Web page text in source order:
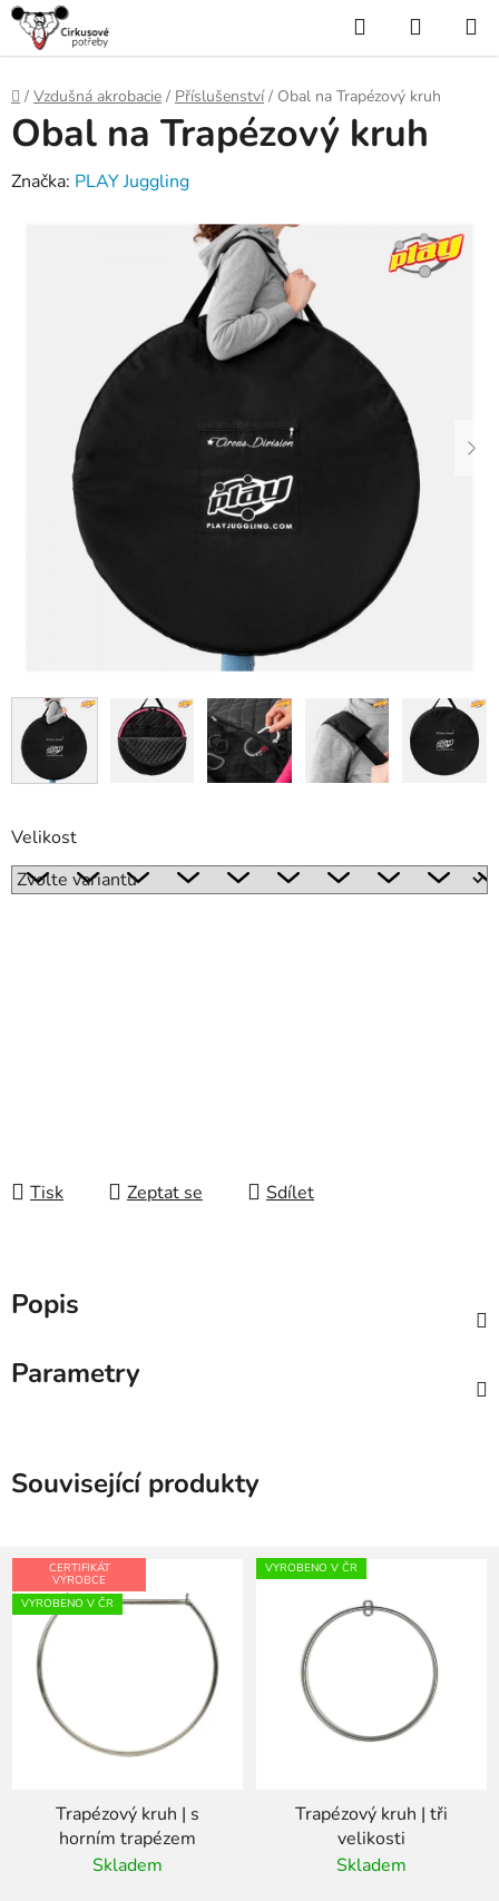
Přejít
obsah
Hledat
KOŠÍK
Domů
/ Vzdušná akrobacie / Příslušenství / Obal na Trapézový kruh
Velikost
Tisk Zeptat se Sdílet
Obal na Trapézový kruh
Značka: PLAY Juggling
Popis
Parametry
Související produkty
CERTIFIKÁT
VÝROBCE
VYROBENO V ČR
Trapézový kruh | s
horním trapézem
Skladem
VYROBENO V ČR
Trapézový kruh | tři
velikosti
Skladem